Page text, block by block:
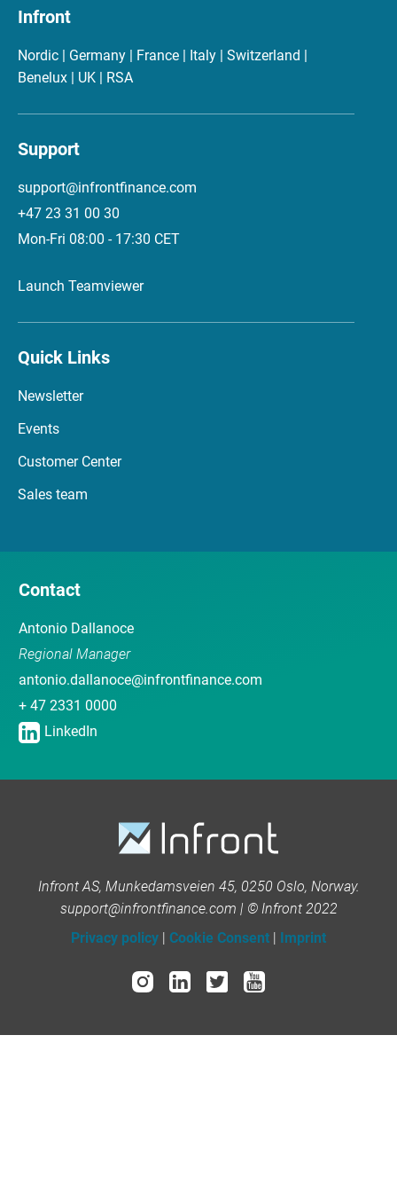
Infront
Nordic | Germany | France | Italy | Switzerland |
Benelux | UK | RSA
Support
support@infrontfinance.com
+47 23 31 00 30
Mon-Fri 08:00 - 17:30 CET
Launch Teamviewer
Quick Links
Newsletter
Events
Customer Center
Sales team
Contact
Antonio Dallanoce
Regional Manager
antonio.dallanoce@infrontfinance.com
+ 47 2331 0000
LinkedIn
Infront AS, Munkedamsveien 45, 0250 Oslo, Norway.
support@infrontfinance.com | © Infront 2022
Privacy policy
Cookie Consent Imprint